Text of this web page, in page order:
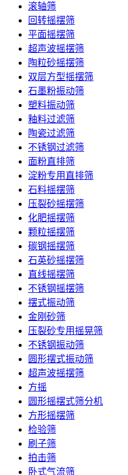
滚轴筛
回转摇摆筛
平面摇摆筛
超声波摇摆筛
陶粒砂摇摆筛
双层方型摇摆筛
石墨粉振动筛
塑料振动筛
釉料过滤筛
陶瓷过滤筛
不锈钢过滤筛
面粉直排筛
淀粉专用直排筛
石料摇摆筛
压裂砂摇摆筛
化肥摇摆筛
颗粒摇摆筛
碳钢摇摆筛
石英砂摇摆筛
直线摇摆筛
不锈钢摇摆筛
摆式振动筛
金刚砂筛
压裂砂专用摇晃筛
不锈钢振动筛
圆形摆式振动筛
超声波摇摆筛
方摇
圆形摇摆式筛分机
方形摇摆筛
检验筛
刷子筛
拍击筛
卧式气流筛